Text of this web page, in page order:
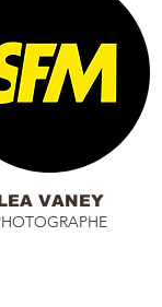
VANEY